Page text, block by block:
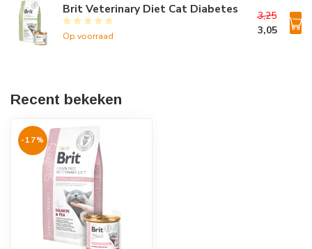
Brit Veterinary Diet Cat Diabetes
Op voorraad
3,25
3,05
Recent bekeken
-17%